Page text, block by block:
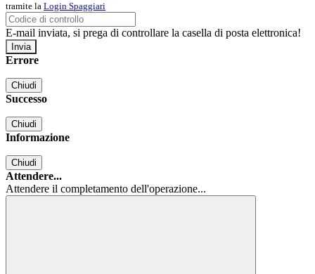
tramite la Login Spaggiari
E-mail inviata, si prega di controllare la casella di posta elettronica!
Errore
Chiudi
Successo
Chiudi
Informazione
Chiudi
Attendere...
Attendere il completamento dell'operazione...